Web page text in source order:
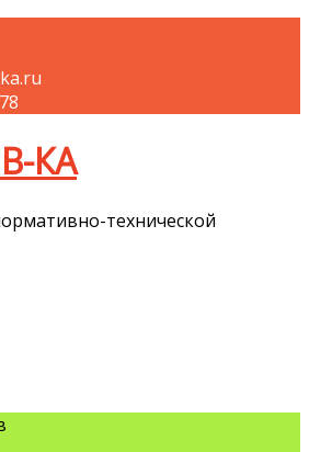
КА
технической